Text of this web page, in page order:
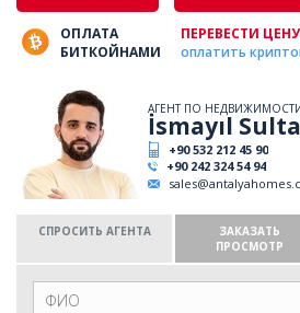
ОПЛАТА
БИТКОЙНАМИ
ПЕРЕВЕСТИ
оплатить
АГЕНТ ПО
İsmayıl
+90 532 212 45 90
+90 242 324 54 94
СПРОСИТЬ АГЕНТА
ЗАКАЗАТЬ
ПРОСМОТР